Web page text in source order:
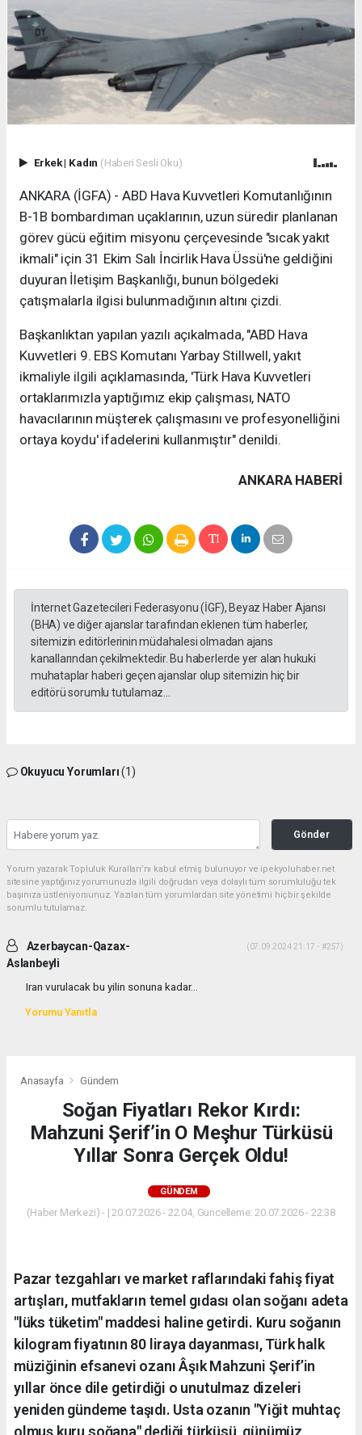
Erkek| Kadın (Haberi Sesli Oku)
ANKARA (İGFA) - ABD Hava Kuvvetleri Komutanlığının
B-1B bombardıman uçaklarının, uzun süredir planlanan
görev gücü eğitim misyonu çerçevesinde "sıcak yakıt
ikmali" için 31 Ekim Salı İncirlik Hava Üssü'ne geldiğini
duyuran İletişim Başkanlığı, bunun bölgedeki
çatışmalarla ilgisi bulunmadığının altını çizdi.
Başkanlıktan yapılan yazılı açıkalmada, "ABD Hava
Kuvvetleri 9. EBS Komutanı Yarbay Stillwell, yakıt
ikmaliyle ilgili açıklamasında, 'Türk Hava Kuvvetleri
ortaklarımızla yaptığımız ekip çalışması, NATO
havacılarının müşterek çalışmasını ve profesyonelliğini
ortaya koydu' ifadelerini kullanmıştır" denildi.
ANKARA HABERİ
İnternet Gazetecileri Federasyonu (İGF), Beyaz Haber Ajansı
(BHA) ve diğer ajanslar tarafından eklenen tüm haberler,
sitemizin editörlerinin müdahalesi olmadan ajans
kanallarından çekilmektedir. Bu haberlerde yer alan hukuki
muhataplar haberi geçen ajanslar olup sitemizin hiç bir
editörü sorumlu tutulamaz...
Okuyucu Yorumları(1)
Gönder
Yorum yazarak Topluluk Kuralları’nı kabul etmiş bulunuyor ve ipekyoluhaber.net
sitesine yaptığınız yorumunuzla ilgili doğrudan veya dolaylı tüm sorumluluğu tek
başınıza üstleniyorsunuz. Yazılan tüm yorumlardan site yönetimi hiçbir şekilde
sorumlu tutulamaz.
Azerbaycan-Qazax-
Aslanbeyli
(07.09.2024 21:17 - #257)
Iran vurulacak bu yilin sonuna kadar...
Yorumu Yanıtla
Anasayfa Gündem
Soğan Fiyatları Rekor Kırdı:
Mahzuni Şerif’in O Meşhur Türküsü
Yıllar Sonra Gerçek Oldu!
GÜNDEM
(Haber Merkezi) - | 20.07.2026 - 22:04, Güncelleme: 20.07.2026 - 22:38
Pazar tezgahları ve market raflarındaki fahiş fiyat
artışları, mutfakların temel gıdası olan soğanı adeta
"lüks tüketim" maddesi haline getirdi. Kuru soğanın
kilogram fiyatının 80 liraya dayanması, Türk halk
müziğinin efsanevi ozanı Âşık Mahzuni Şerif’in
yıllar önce dile getirdiği o unutulmaz dizeleri
yeniden gündeme taşıdı. Usta ozanın "Yiğit muhtaç